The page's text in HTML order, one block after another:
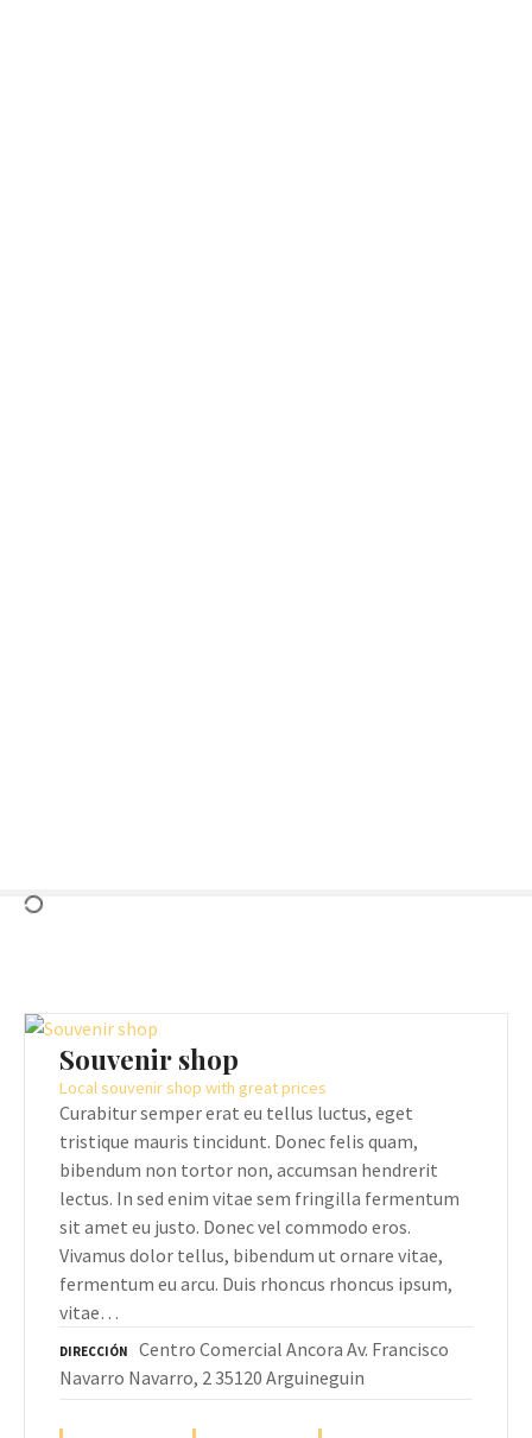
Souvenir shop
Local souvenir shop with great prices
Curabitur semper erat eu tellus luctus, eget
tristique mauris tincidunt. Donec felis quam,
bibendum non tortor non, accumsan hendrerit
lectus. In sed enim vitae sem fringilla fermentum
sit amet eu justo. Donec vel commodo eros.
Vivamus dolor tellus, bibendum ut ornare vitae,
fermentum eu arcu. Duis rhoncus rhoncus ipsum,
vitae…
DIRECCIÓN
Centro Comercial Ancora Av. Francisco
Navarro Navarro, 2 35120 Arguineguin